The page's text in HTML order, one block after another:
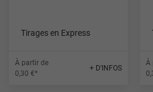
Tirages en Express
À partir de
0,30 €*
+ D’INFOS
À